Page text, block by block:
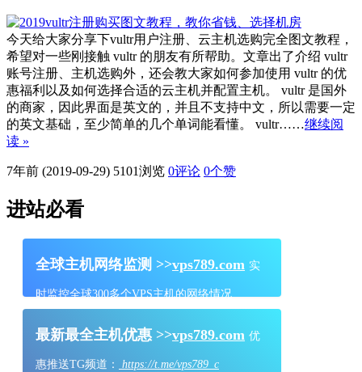
今天给大家分享下vultr用户注册、云主机选购完全图文教程，
希望对一些刚接触 vultr 的朋友有所帮助。文章出了介绍 vultr
账号注册、主机选购外，还会教大家如何参加使用 vultr 的优
惠福利以及如何选择合适的云主机并配置主机。 vultr 是国外
的商家，因此界面是英文的，并且不支持中文，所以需要一定
的英文基础，至少简单的几个单词能看懂。 vultr……继续阅
读 »
7年前 (2019-09-29) 5101浏览 0评论 0个赞
进站必看
全球主机网络监测 >>vps789.com 实
时监控全球300多个VPS主机的网络情况
最新最全主机优惠 >>vps789.com 优
惠推送TG频道：
https://t.me/vps789_c